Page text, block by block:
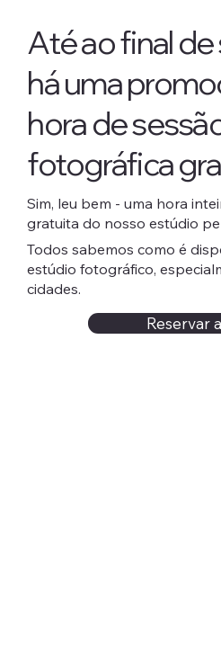
Até ao final
há uma
hora de
fotográfica
Sim, leu bem - uma hora
gratuita do nosso estúdio
Todos sabemos como é
estúdio fotográfico,
cidades.
Reservar